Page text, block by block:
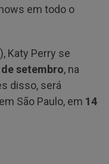
em todo o
Katy Perry se
de setembro, na
disso, será
São Paulo, em 14